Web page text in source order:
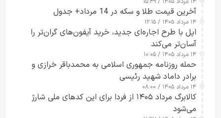
آخرین قیمت طلا و سکه در 14 مرداد+ جدول
۱۴ مرداد ۱۴۰۵ / ۱۲:۱۵
اپل با طرح اجاره‌ای جدید، خرید آیفون‌های گران‌تر را
آسان‌تر می‌کند
۱۴ مرداد ۱۴۰۵ / ۱۰:۰۵
حمله روزنامه جمهوری اسلامی به محمدباقر خرازی و
برادر داماد شهید رئیسی
۱۴ مرداد ۱۴۰۵ / ۰۸:۰۰
کالابرگ مرداد ۱۴۰۵ از فردا برای این کدهای ملی شارژ
می‌شود